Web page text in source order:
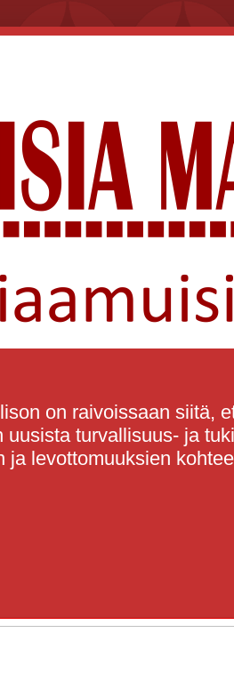
on raivoissaan siitä,
turvallisuus- ja
ja levottomuuksien